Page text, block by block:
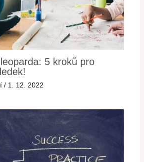
5 kroků pro
/ 1. 12. 2022